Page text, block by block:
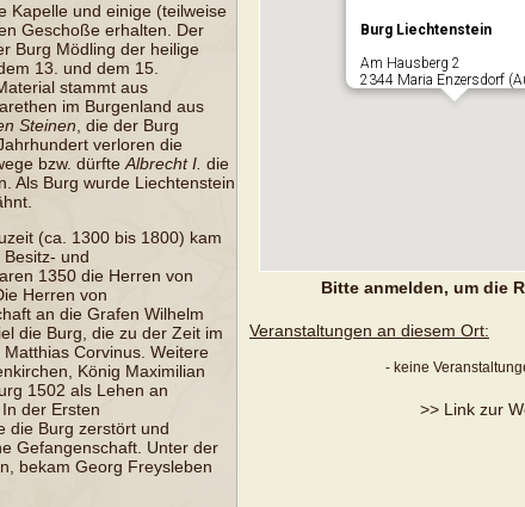
Burg Liechtenstein
Am Hausberg 2
2344 Maria Enzersdorf
Bitte anmelden, um die
Veranstaltungen an diesem Ort:
- keine
>> Link zur
Kapelle und einige (teilweise
Geschoße erhalten. Der
Burg Mödling der heilige
13. und dem 15.
stammt aus
im Burgenland aus
Steinen , die der Burg
verloren die
bzw. dürfte Albrecht I. die
Als Burg wurde Liechtenstein
(ca. 1300 bis 1800) kam
und
1350 die Herren von
Herren von
an die Grafen Wilhelm
die Burg, die zu der Zeit im
Matthias Corvinus . Weitere
, König Maximilian
1502 als Lehen an
der Ersten
die Burg zerstört und
Gefangenschaft. Unter der
bekam Georg Freysleben